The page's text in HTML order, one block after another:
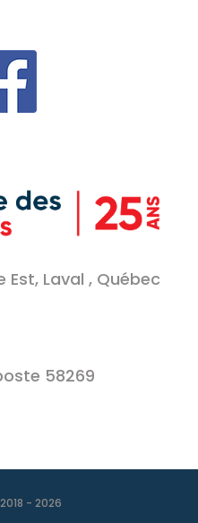
Est, Laval , Québec
58269
- 2026